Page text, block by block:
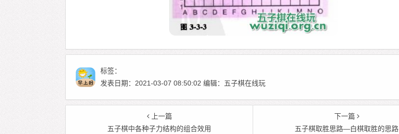
标签：
发表日期：2021-03-07 08:50:02 编辑：五子棋在线玩
上一篇
五子棋中各种子力结构的组合效用
下一篇
五子棋取胜思路—白棋取胜的思路